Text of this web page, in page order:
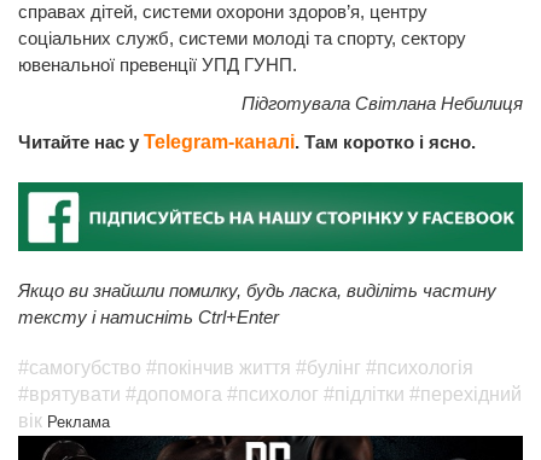
справах дітей, системи охорони здоров’я, центру
соціальних служб, системи молоді та спорту, сектору
ювенальної превенції УПД ГУНП.
Підготувала Світлана Небилиця
Читайте нас у Telegram-каналі. Там коротко і ясно.
Якщо ви знайшли помилку, будь ласка, виділіть частину
тексту і натисніть Ctrl+Enter
#самогубство #покінчив життя #булінг #психологія
#врятувати #допомога #психолог #підлітки #перехідний
вік Реклама